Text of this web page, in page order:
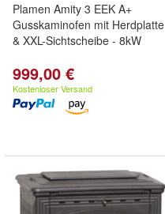
Plamen Amity 3 EEK A+
Gusskaminofen mit Herdplatte
& XXL-Sichtscheibe - 8kW
999,00 €
Kostenloser Versand